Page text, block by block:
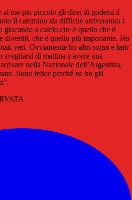
al me più piccolo gli direi di godersi il
il cammino sia difficile arriveranno i
giocando a calcio che è quello che ti
divertiti, che è quello più importante. Ho
veri. Ovviamente ho altri sogni e farò
di mattina e avere una
nella Nazionale dell’Argentina,
Sono felice perché ne ho già